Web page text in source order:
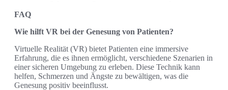
FAQ
Wie hilft VR bei der Genesung von Patienten?
Virtuelle Realität (VR) bietet Patienten eine immersive
Erfahrung, die es ihnen ermöglicht, verschiedene Szenarien in
einer sicheren Umgebung zu erleben. Diese Technik kann
helfen, Schmerzen und Ängste zu bewältigen, was die
Genesung positiv beeinflusst.